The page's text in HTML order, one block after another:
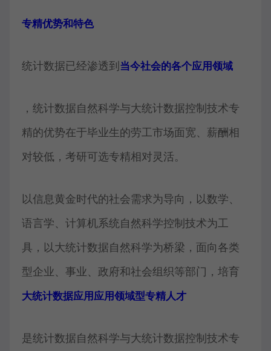
专精优势和特色
统计数据已经渗透到 当今社会的各个应用领域
，统计数据自然科学与大统计数据控制技术专
精的优势在于毕业生的劳工市场面宽、薪酬相
对较低，考研可选专精相对灵活。
以信息黄金时代的社会需求为导向，以数学、
语言学、计算机系统自然科学控制技术为工
具，以大统计数据自然科学为桥梁，面向各类
型企业、事业、政府和社会组织等部门，培育
大统计数据应用应用领域型专精人才
是统计数据自然科学与大统计数据控制技术专